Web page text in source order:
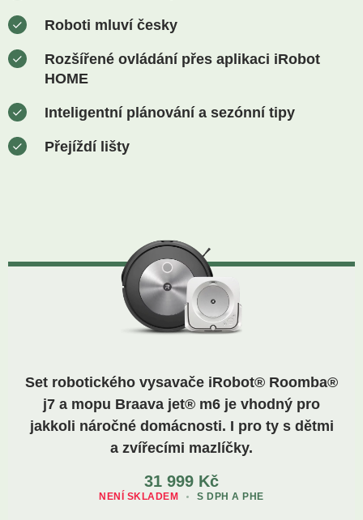
Roboti mluví česky
Rozšířené ovládání přes aplikaci iRobot
HOME
Inteligentní plánování a sezónní tipy
Přejíždí lišty
Set robotického vysavače iRobot® Roomba®
j7 a mopu Braava jet® m6 je vhodný pro
jakkoli náročné domácnosti. I pro ty s dětmi
a zvířecími mazlíčky.
31 999 Kč
S DPH A PHE
NENÍ SKLADEM